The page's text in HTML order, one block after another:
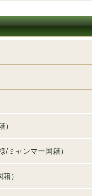
）
/ミャンマー国籍）
）